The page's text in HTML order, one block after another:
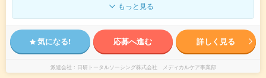
もっと見る
気になる! 応募へ進む 詳しく見る
派遣会社 日研トータルソーシング株式会社 メディカルケア事業部